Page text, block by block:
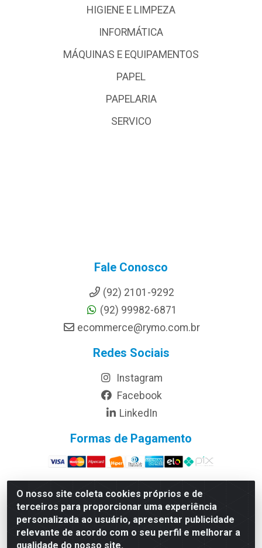
O nosso site coleta cookies próprios e de
terceiros para proporcionar uma experiência
personalizada ao usuário, apresentar publicidade
relevante de acordo com o seu perfil e melhorar a
qualidade do nosso site.
HIGIENE E LIMPEZA
INFORMÁTICA
MÁQUINAS E EQUIPAMENTOS
PAPEL
PAPELARIA
SERVICO
Fale Conosco
(92) 2101-9292
(92) 99982-6871
ecommerce@rymo.com.br
Redes Sociais
Instagram
Facebook
LinkedIn
Formas de Pagamento
Rymo Imagem e Produtos Gráficos da Amazonia LTDA -
Av. Ajuricaba, 379 - Cachoeirinha, Manaus/AM - CEP
69065-110 - CNPJ 14.220.230.0001-70